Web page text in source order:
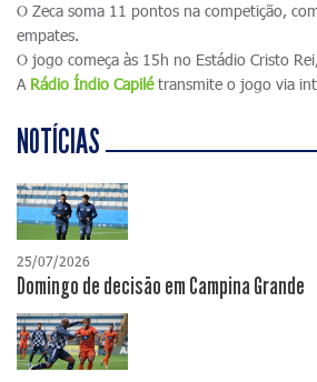
O Zeca soma 11 pontos na competição,
empates.
O jogo começa às 15h no Estádio Cristo
A Rádio Índio Capilétransmite o jogo via
NOTÍCIAS
25/07/2026
Domingo de decisão em Campina Grande